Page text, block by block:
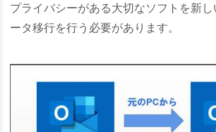
プライバシーがある大切なソフトを新
ータ移行を行う必要があります。